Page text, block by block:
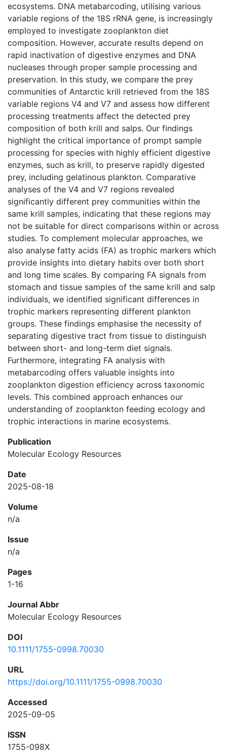
ecosystems. DNA metabarcoding, utilising various
variable regions of the 18S rRNA gene, is increasingly
employed to investigate zooplankton diet
composition. However, accurate results depend on
rapid inactivation of digestive enzymes and DNA
nucleases through proper sample processing and
preservation. In this study, we compare the prey
communities of Antarctic krill retrieved from the 18S
variable regions V4 and V7 and assess how different
processing treatments affect the detected prey
composition of both krill and salps. Our findings
highlight the critical importance of prompt sample
processing for species with highly efficient digestive
enzymes, such as krill, to preserve rapidly digested
prey, including gelatinous plankton. Comparative
analyses of the V4 and V7 regions revealed
significantly different prey communities within the
same krill samples, indicating that these regions may
not be suitable for direct comparisons within or across
studies. To complement molecular approaches, we
also analyse fatty acids (FA) as trophic markers which
provide insights into dietary habits over both short
and long time scales. By comparing FA signals from
stomach and tissue samples of the same krill and salp
individuals, we identified significant differences in
trophic markers representing different plankton
groups. These findings emphasise the necessity of
separating digestive tract from tissue to distinguish
between short- and long-term diet signals.
Furthermore, integrating FA analysis with
metabarcoding offers valuable insights into
zooplankton digestion efficiency across taxonomic
levels. This combined approach enhances our
understanding of zooplankton feeding ecology and
trophic interactions in marine ecosystems.
Publication
Molecular Ecology Resources
Date
2025-08-18
Volume
n/a
Issue
n/a
Pages
1-16
Journal Abbr
Molecular Ecology Resources
DOI
10.1111/1755-0998.70030
URL
https://doi.org/10.1111/1755-0998.70030
Accessed
2025-09-05
ISSN
1755-098X